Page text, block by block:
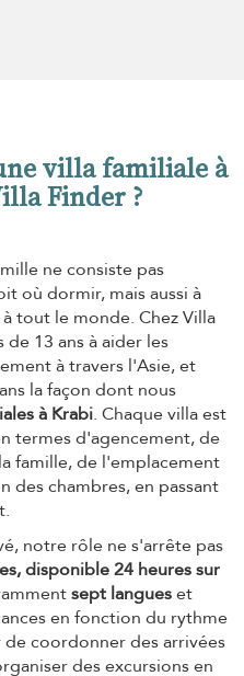
villa familiale à
Finder ?
ne consiste pas
où dormir, mais aussi à
tout le monde. Chez Villa
de 13 ans à aider les
à travers l'Asie, et
la façon dont nous
à Krabi. Chaque villa est
termes d'agencement, de
famille, de l'emplacement
des chambres, en passant
notre rôle ne s'arrête pas
disponible 24 heures sur
sept langueset
en fonction du rythme
coordonner des arrivées
des excursions en